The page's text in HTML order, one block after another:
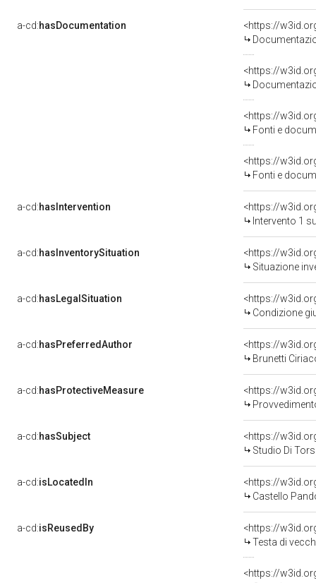
a-cd:hasDocumentation
<https://
Fonti e
<https://
Fonti e
a-cd:hasIntervention
<https://
Intervento 1
a-cd:hasInventorySituation
<https://
Situazione
a-cd:hasLegalSituation
<https://
Condizione
a-cd:hasPreferredAuthor
<https://
Brunetti
a-cd:hasProtectiveMeasure
<https://
a-cd:hasSubject
<https://
Studio Di
a-cd:isLocatedIn
<https://
Castello
a-cd:isReusedBy
<https://
Testa di
<https://